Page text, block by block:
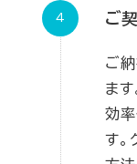
ご
ご
ま
効
す。